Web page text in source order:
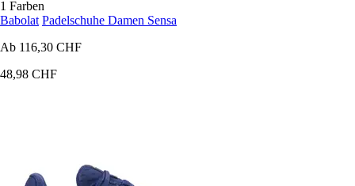
1 Farben
Babolat Padelschuhe Damen Sensa
Ab 116,30 CHF
48,98 CHF